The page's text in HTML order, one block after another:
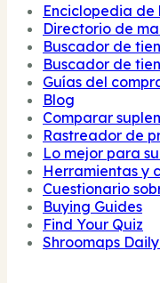
Enciclopedia de
Directorio de
Buscador de
Buscador de
Guías del
Blog
Comparar
Rastreador de
Lo mejor para
Herramientas y
Cuestionario
Buying Guides
Find Your Quiz
Shroomaps